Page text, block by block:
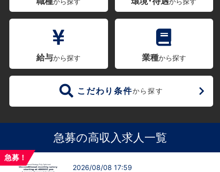
給与から探す 業種から探す
こだわり条件から探す
急募の高収入求人一覧
急募！
2026/08/08 17:59